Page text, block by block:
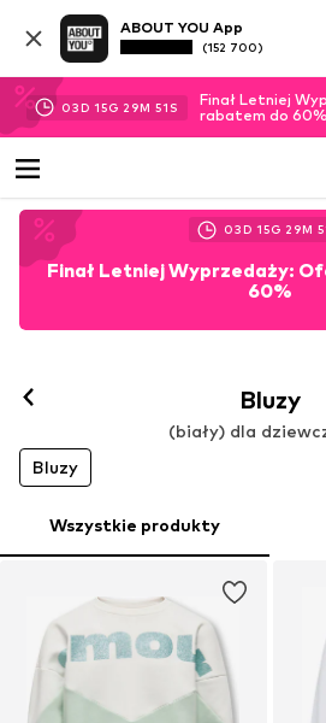
ABOUT YOU App
(152 700)
03D 15G 29M 50 S
Finał Letniej
rabatem do 60%
03D 15G 29M
Finał Letniej Wyprzedaży:
60%
Bluzy
(biały) dla
Bluzy
Wszystkie produkty